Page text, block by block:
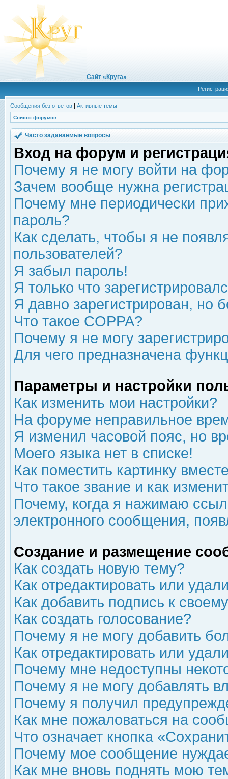
Сайт «Круга»
Сообщения без ответов | Активные темы
Список форумов
Часто задаваемые вопросы
Вход на форум и
Почему я не могу войти на
Зачем вообще нужна
Почему мне периодически
пароль?
Как сделать, чтобы я не
пользователей?
Я забыл пароль!
Я только что
Я давно зарегистрирован, но
Что такое COPPA?
Почему я не могу
Для чего предназначена
Параметры и настройки
Как изменить мои настройки?
На форуме неправильное
Я изменил часовой пояс, но
Моего языка нет в списке!
Как поместить картинку
Что такое звание и как
Почему, когда я нажимаю
электронного сообщения,
Создание и размещение
Как создать новую тему?
Как отредактировать или
Как добавить подпись к
Как создать голосование?
Почему я не могу добавить
Как отредактировать или
Почему мне недоступны
Почему я не могу добавлять
Почему я получил
Как мне пожаловаться на
Что означает кнопка
Почему мое сообщение
Как мне вновь поднять мою